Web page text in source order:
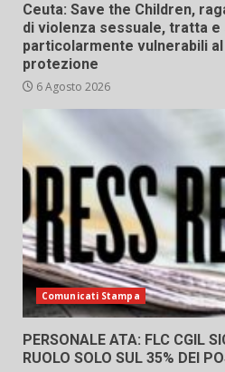
Ceuta: Save the Children,
di violenza sessuale, tratta
particolarmente vulnerabili
protezione
6 Agosto 2026
Comunicati Stampa
PERSONALE ATA: FLC CGIL
RUOLO SOLO SUL 35% DEI